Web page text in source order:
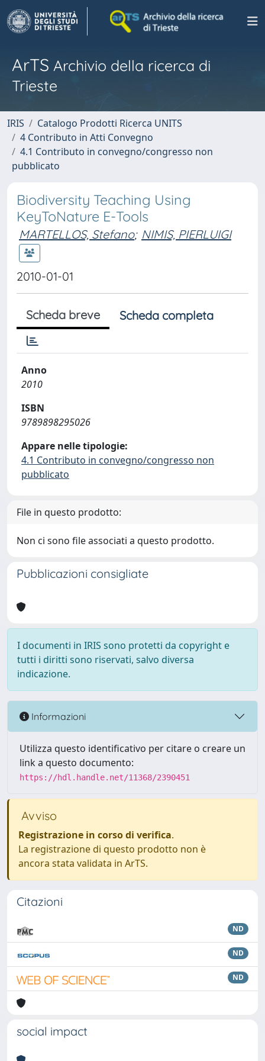
ArTS Archivio della ricerca di
Trieste
IRIS
Catalogo Prodotti Ricerca UNITS
4 Contributo in Atti Convegno
4.1 Contributo in convegno/congresso non
pubblicato
Biodiversity Teaching Using
KeyToNature E-Tools
MARTELLOS, Stefano; NIMIS, PIERLUIGI
2010-01-01
Scheda breve Scheda completa
Anno
2010
ISBN
9789898295026
Appare nelle tipologie:
4.1 Contributo in convegno/congresso non
pubblicato
File in questo prodotto:
Non ci sono file associati a questo prodotto.
Pubblicazioni consigliate
I documenti in IRIS sono protetti da copyright e
tutti i diritti sono riservati, salvo diversa
indicazione.
Informazioni
Utilizza questo identificativo per citare o creare un
link a questo documento:
https://hdl.handle.net/11368/2390451
Avviso
Registrazione in corso di verifica.
La registrazione di questo prodotto non è
ancora stata validata in ArTS.
Citazioni
ND
ND
ND
social impact